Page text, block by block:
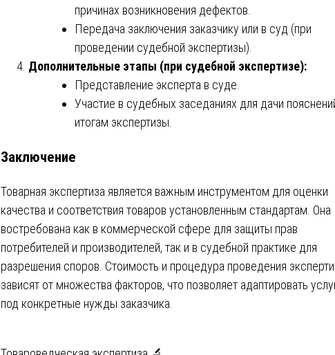
причинах возникновения дефектов.
Передача заключения заказчику или в суд (при
проведении судебной экспертизы).
Дополнительные этапы (при судебной экспертизе):
Представление эксперта в суде.
Участие в судебных заседаниях для дачи
итогам экспертизы.
Заключение
Товарная экспертиза является важным инструментом для оценки
качества и соответствия товаров установленным стандартам. Она
востребована как в коммерческой сфере для защиты прав
потребителей и производителей, так и в судебной практике для
разрешения споров. Стоимость и процедура проведения
зависят от множества факторов, что позволяет адаптировать
под конкретные нужды заказчика.